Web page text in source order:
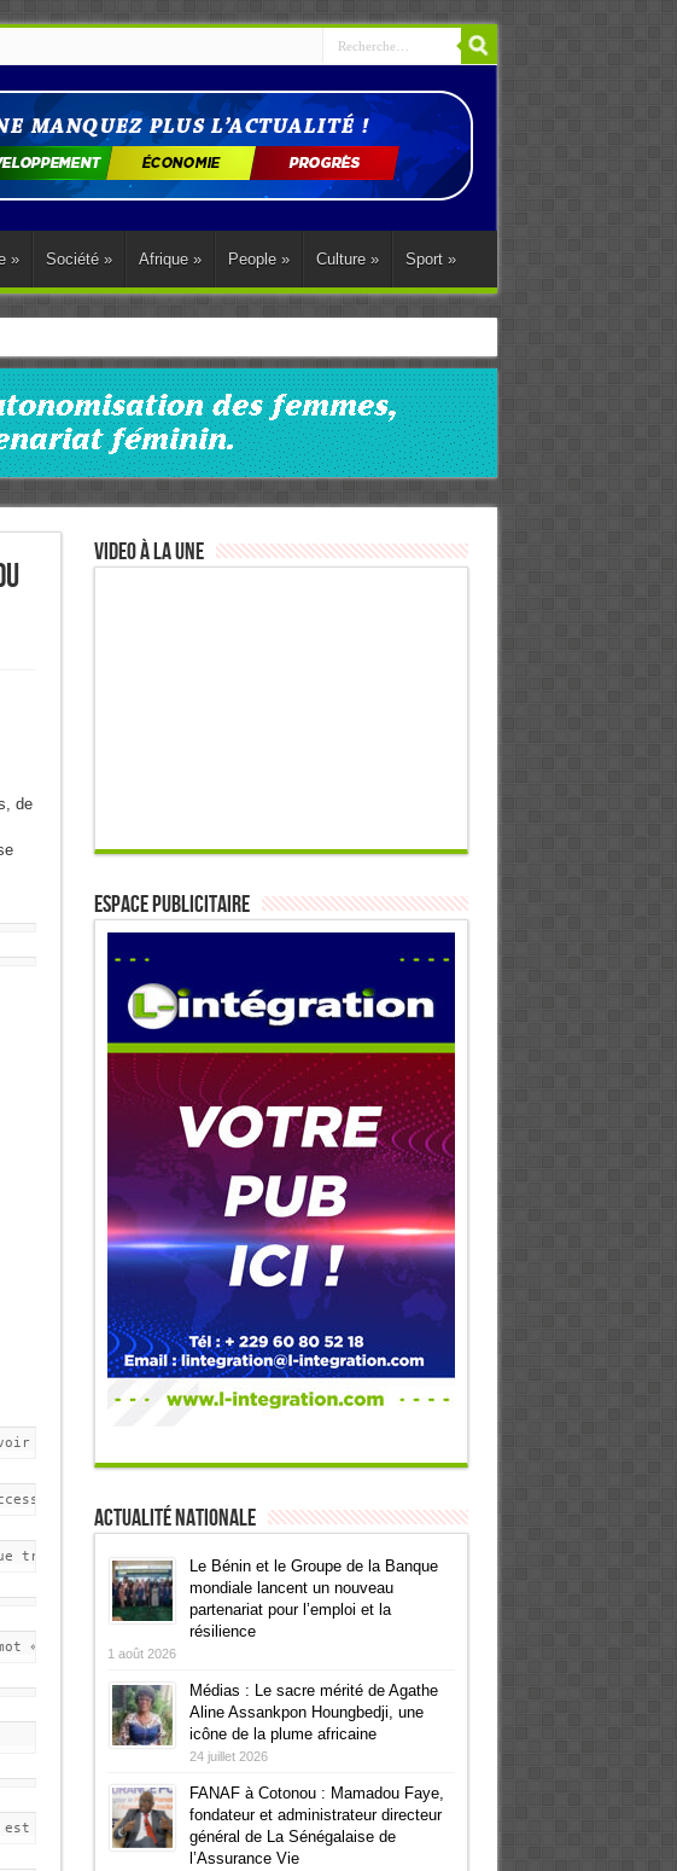
» Société » Afrique » People » Culture » Sport »
de
l’a aveuglé au point où il a vendangé toutes ses chances de devenir le
Macky Sall d’être celui qui le remplace à la tête de la nation
traîne le pouvoir dit du Changement puis de la Refondation ? De
« démission » n’est pas du vocabulaire du Béninois. Mathieu Kérékou,
est douce. Il a fait croire à ses compatriotes qu’il est amateur des bons
Video à la Une
ESPACE PUBLICITAIRE
Actualité Nationale
Le Bénin et le Groupe de la Banque
mondiale lancent un nouveau
partenariat pour l’emploi et la
résilience
1 août 2026
Médias : Le sacre mérité de Agathe
Aline Assankpon Houngbedji, une
icône de la plume africaine
24 juillet 2026
FANAF à Cotonou : Mamadou Faye,
fondateur et administrateur directeur
général de La Sénégalaise de
l’Assurance Vie